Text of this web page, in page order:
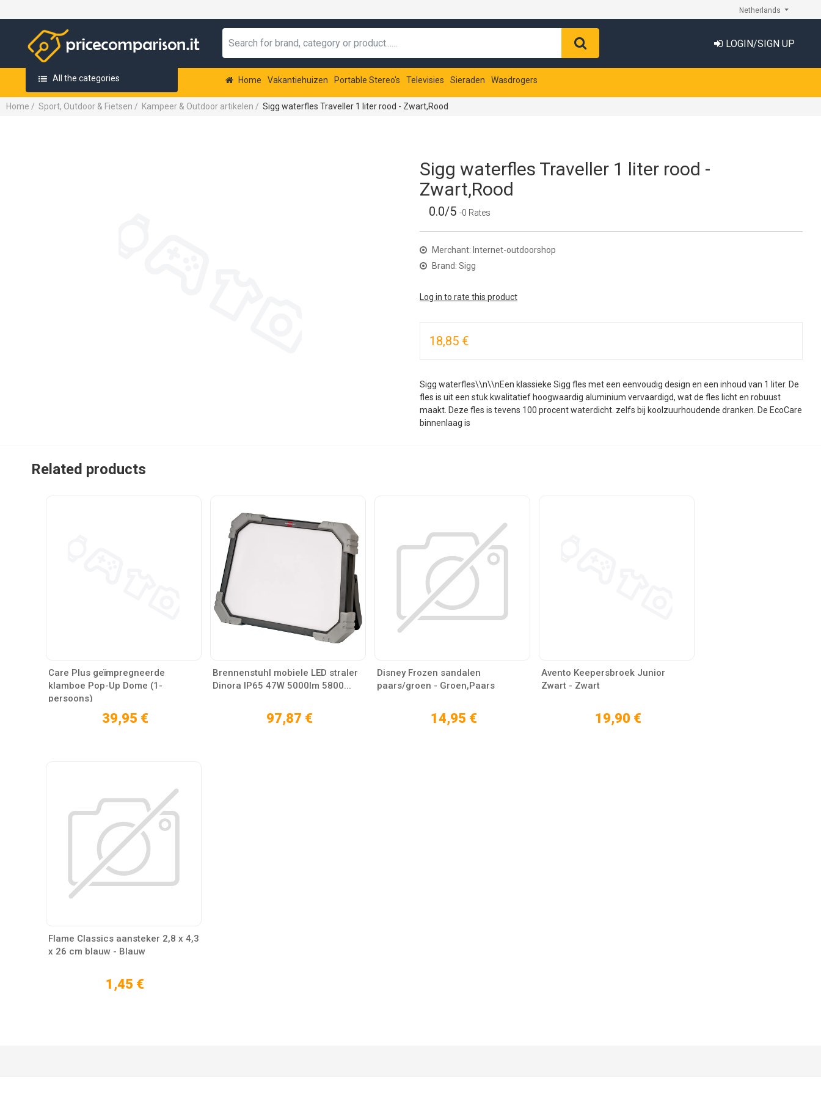
Netherlands
LOGIN/SIGN UP
All the categories Home Vakantiehuizen Portable Stereo's Televisies Sieraden Wasdrogers
Home / Sport, Outdoor & Fietsen / Kampeer & Outdoor artikelen / Sigg waterfles Traveller 1 liter rood - Zwart,Rood
Sigg waterfles Traveller 1 liter rood -
Zwart,Rood
0.0/5 -0 Rates
Merchant: Internet-outdoorshop
Brand: Sigg
Log in to rate this product
18,85 €
Sigg waterfles\\n\\nEen klassieke Sigg fles met een eenvoudig design en een inhoud van 1 liter. De
fles is uit een stuk kwalitatief hoogwaardig aluminium vervaardigd, wat de fles licht en robuust
maakt. Deze fles is tevens 100 procent waterdicht. zelfs bij koolzuurhoudende dranken. De EcoCare
binnenlaag is
Related products
Care Plus geïmpregneerde
klamboe Pop-Up Dome (1-
persoons)
39,95 €
Brennenstuhl mobiele LED straler
Dinora IP65 47W 5000lm 5800...
97,87 €
Disney Frozen sandalen
paars/groen - Groen,Paars
14,95 €
Avento Keepersbroek Junior
Zwart - Zwart
19,90 €
Flame Classics aansteker 2,8 x 4,3
x 26 cm blauw - Blauw
1,45 €